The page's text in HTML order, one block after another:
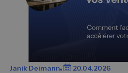
Janik Deimann 20.04.2026